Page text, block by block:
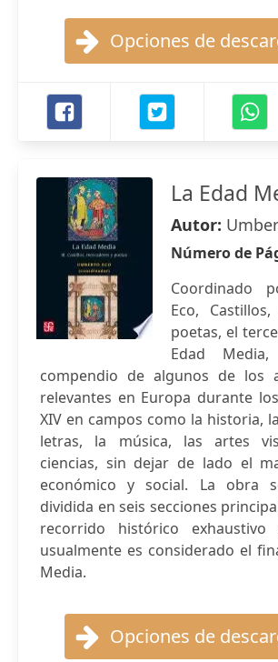
Opciones de
La Edad
Autor:
Número de
Coordinado
Eco,
poetas, el
Edad
compendio de algunos de los
relevantes en Europa durante
XIV en campos como la historia,
letras, la música, las artes
ciencias, sin dejar de lado el
económico y social. La obra
dividida en seis secciones
recorrido histórico
usualmente es considerado el
Media.
Opciones de